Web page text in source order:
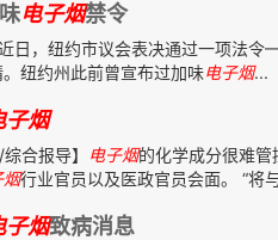
电子烟禁令
日，纽约市议会表决通过一项法
纽约州此前曾宣布过加味电子烟...
子烟
合报导】 电子烟的化学成分很难管
烟行业官员以及医政官员会面。 “将
子烟致病消息